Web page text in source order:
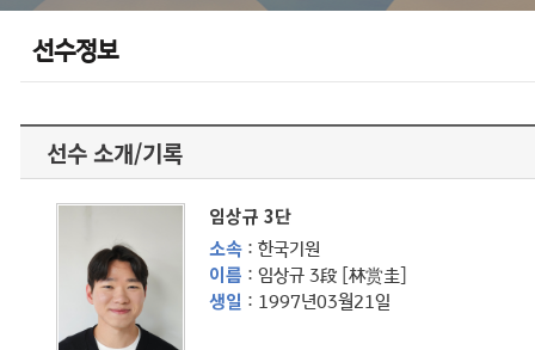
선수정보
선수 소개/기록
임상규 3단
소속: 한국기원
이름 : 임상규 3段 [林赏圭]
생일 : 1997년03월21일